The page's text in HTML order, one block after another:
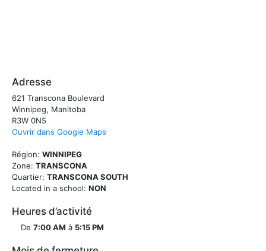
Adresse
621 Transcona Boulevard
Winnipeg, Manitoba
R3W 0N5
Ouvrir dans Google Maps
Région: WINNIPEG
Zone: TRANSCONA
Quartier: TRANSCONA SOUTH
Located in a school: NON
Heures d’activité
De 7:00 AM à 5:15 PM